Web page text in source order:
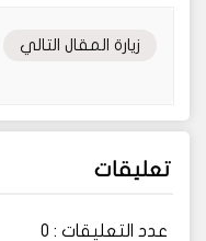
زيارة المقال التالي
تعليقات
عدد التعليقات : 0